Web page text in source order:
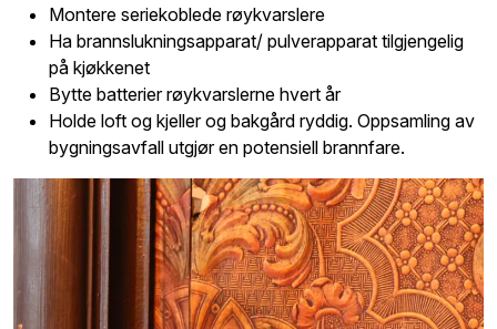
Montere seriekoblede røykvarslere
Ha brannslukningsapparat/ pulverapparat tilgjengelig
på kjøkkenet
Bytte batterier røykvarslerne hvert år
Holde loft og kjeller og bakgård ryddig. Oppsamling av
bygningsavfall utgjør en potensiell brannfare.